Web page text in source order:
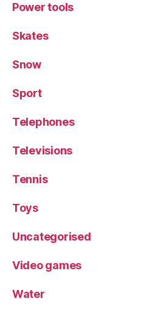
Power tools
Skates
Snow
Sport
Telephones
Televisions
Tennis
Toys
Uncategorised
Video games
Water